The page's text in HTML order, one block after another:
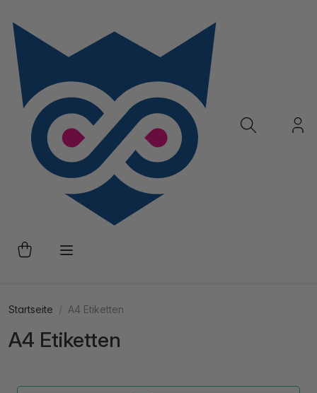
Startseite A4 Etiketten
A4 Etiketten